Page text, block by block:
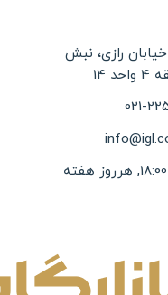
رازی، نبش
021-